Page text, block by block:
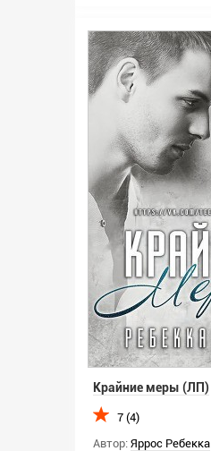
Крайние меры (ЛП)
7 (4)
Автор: Яррос Ребекка